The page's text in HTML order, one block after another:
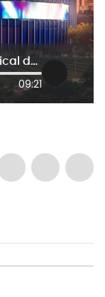
“Medellín es la capital musical del mundo”: presidente de Davivienda por DAVIarena
09:21